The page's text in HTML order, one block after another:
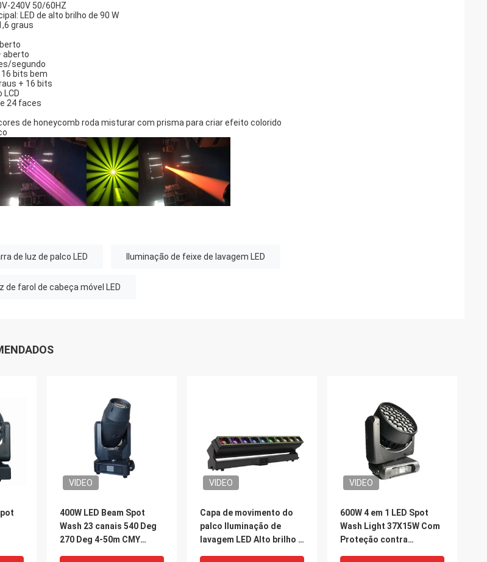
240V 50/60HZ
LED de alto brilho de 90 W
graus
aberto
segundo
16 bits bem
+ 16 bits
LCD
24 faces
de honeycomb roda misturar com prisma para criar efeito colorido
de luz de palco LED Iluminação de feixe de lavagem LED
de farol de cabeça móvel LED
VIDEO
400W LED Beam Spot
Wash 23 canais 540 Deg
270 Deg 4-50m CMY
VIDEO
Capa de movimento do
palco Iluminação de
lavagem LED Alto brilho 4
VIDEO
600W 4 em 1 LED Spot
Wash Light 37X15W Com
Proteção contra